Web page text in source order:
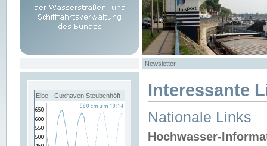
Newsletter
Elbe - Cuxhaven Steubenhöft Interessante
Nationale Links
Hochwasser-